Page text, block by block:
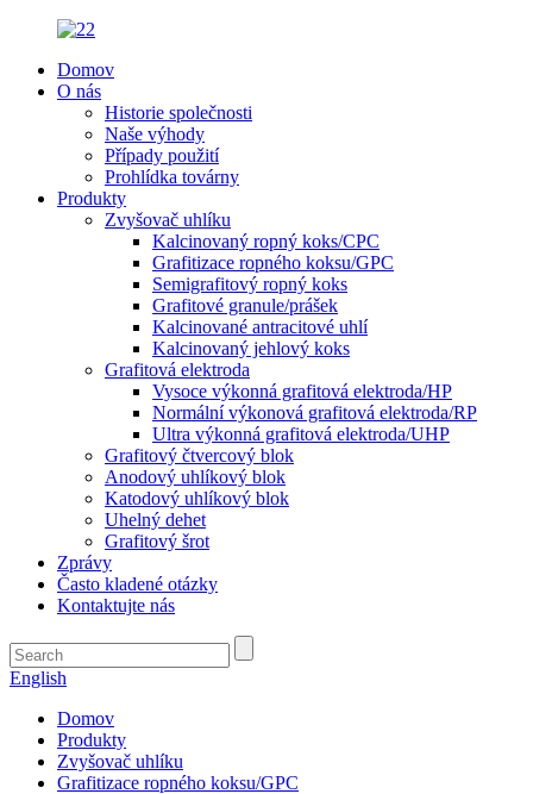
Domov
O nás
Historie společnosti
Naše výhody
Případy použití
Prohlídka továrny
Produkty
Zvyšovač uhlíku
Kalcinovaný ropný koks/CPC
Grafitizace ropného koksu/GPC
Semigrafitový ropný koks
Grafitové granule/prášek
Kalcinované antracitové uhlí
Kalcinovaný jehlový koks
Grafitová elektroda
Vysoce výkonná grafitová elektroda/HP
Normální výkonová grafitová elektroda/RP
Ultra výkonná grafitová elektroda/UHP
Grafitový čtvercový blok
Anodový uhlíkový blok
Katodový uhlíkový blok
Uhelný dehet
Grafitový šrot
Zprávy
Často kladené otázky
Kontaktujte nás
English
Domov
Produkty
Zvyšovač uhlíku
Grafitizace ropného koksu/GPC